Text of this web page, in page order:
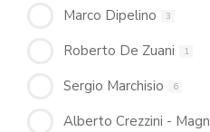
Marco Dipelino 3
Roberto De Zuani 1
Sergio Marchisio 6
Alberto Crezzini -